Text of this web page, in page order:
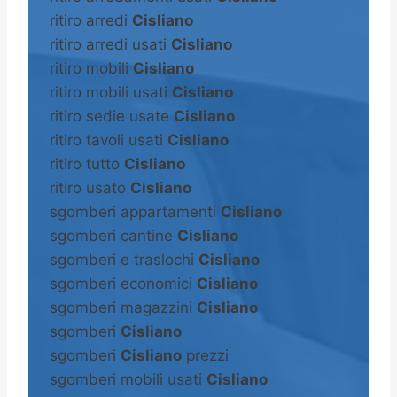
ritiro arredi Cisliano
ritiro arredi usati Cisliano
ritiro mobili Cisliano
ritiro mobili usati Cisliano
ritiro sedie usate Cisliano
ritiro tavoli usati Cisliano
ritiro tutto Cisliano
ritiro usato Cisliano
sgomberi appartamenti Cisliano
sgomberi cantine Cisliano
sgomberi e traslochi Cisliano
sgomberi economici Cisliano
sgomberi magazzini Cisliano
sgomberi Cisliano
sgomberi Cisliano prezzi
sgomberi mobili usati Cisliano